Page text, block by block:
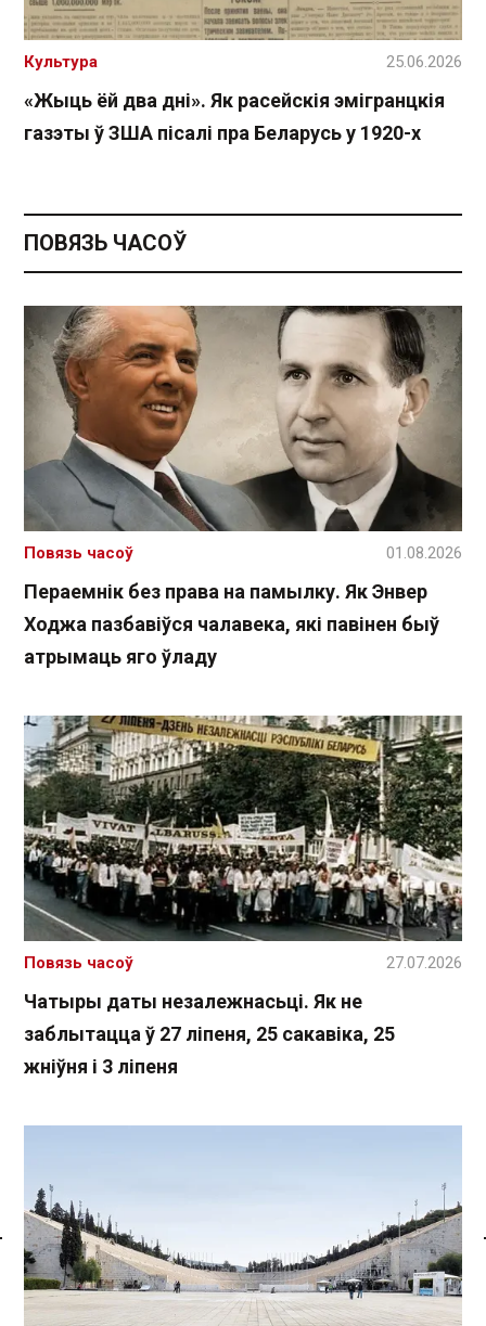
Спасылка без VPN
«Жыць ёй два дні». Як расейскія эмігранцкія
газэты ў ЗША пісалі пра Беларусь у 1920-х
Культура 25.06.2026
ПОВЯЗЬ ЧАСОЎ
Пераемнік без права на памылку. Як Энвер
Ходжа пазбавіўся чалавека, які павінен быў
атрымаць яго ўладу
Повязь часоў 01.08.2026
Чатыры даты незалежнасьці. Як не
заблытацца ў 27 ліпеня, 25 сакавіка, 25
жніўня і 3 ліпеня
Повязь часоў 27.07.2026